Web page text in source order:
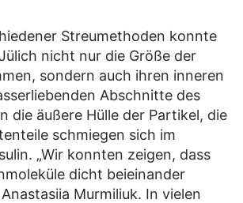
Streumethoden konnte
nicht nur die Größe der
sondern auch ihren inneren
Abschnitte des
die äußere Hülle der Partikel, die
schmiegen sich im
„Wir konnten zeigen, dass
dicht beieinander
Murmiliuk. In vielen